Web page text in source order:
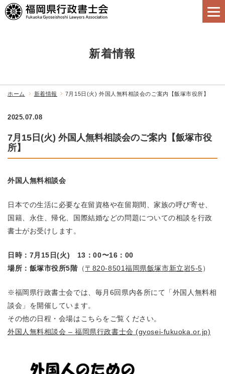
新着情報
ホーム 新着情報 7月15日(火) 外国人無料相談会のご案内【飯塚市役所】
2025.07.08
7月15日(火) 外国人無料相談会のご案内【飯塚市役
所】
外国人無料相談会
日本での生活に必要な在留資格や在留期間、家族の呼び寄せ、
国籍、永住、帰化、国際結婚などの問題についての相談を行政
書士がお受けします。
日時：7月15日(火) 13：00〜16：00
場所：飯塚市役所5階（〒820-8501福岡県飯塚市新立岩5-5）
※福岡県行政書士会では、毎月6回県内各所にて「外国人無料相
談会」を開催しています。
その他の日程・会場はこちらをご覧ください。
外国人無料相談会 – 福岡県行政書士会 (gyosei-fukuoka.or.jp)